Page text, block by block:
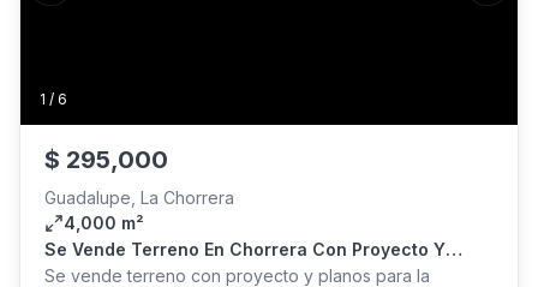
1 / 6
$ 295,000
Guadalupe, La Chorrera
4,000 m²
Se Vende Terreno En Chorrera Con Proyecto Y
Planos
Se vende terreno con proyecto y planos para la